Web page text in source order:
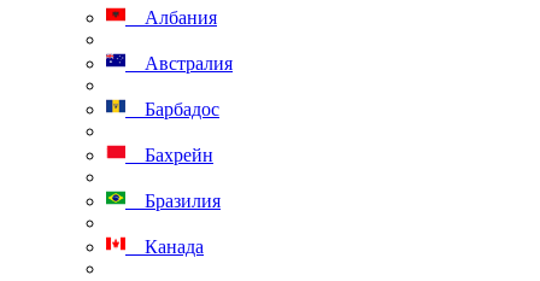
Албания
Австралия
Барбадос
Бахрейн
Бразилия
Канада